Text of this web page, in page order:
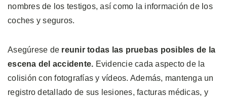
nombres de los testigos, así como la información de los
coches y seguros.
Asegúrese de reunir todas las pruebas posibles de la
escena del accidente. Evidencie cada aspecto de la
colisión con fotografías y vídeos. Además, mantenga un
registro detallado de sus lesiones, facturas médicas, y